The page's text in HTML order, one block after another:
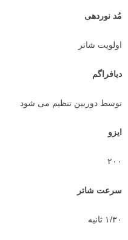
مُد نوردهی
اولویت شاتر
دیافراگم
توسط دوربین تنظیم می شود
ایزو
۲۰۰
سرعت شاتر
۱/۳۰ ثانیه